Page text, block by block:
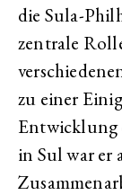
die Sula-
zentrale
zu einer
Entwicklung
in Sul war er